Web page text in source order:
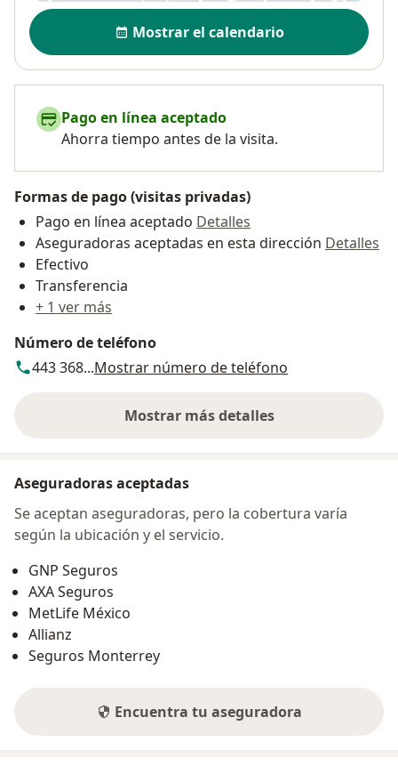
Disponibilidad
Mostrar el calendario
Pago en línea aceptado
Ahorra tiempo antes de la visita.
Formas de pago (visitas privadas)
Pago en línea aceptado Detalles
Aseguradoras aceptadas en esta dirección Detalles
Efectivo
Transferencia
+ 1 ver más
Número de teléfono
443 368...Mostrar número de teléfono
Mostrar más detalles
sobre la dirección
Aseguradoras aceptadas
Se aceptan aseguradoras, pero la cobertura varía
según la ubicación y el servicio.
GNP Seguros
AXA Seguros
MetLife México
Allianz
Seguros Monterrey
Encuentra tu aseguradora